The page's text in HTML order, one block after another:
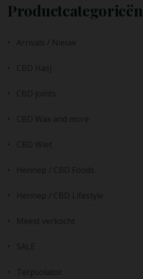
Productcategorieën
Arrivals / Nieuw
CBD Hasj
CBD joints
CBD Wax and more
CBD Wiet
Hennep / CBD Foods
Hennep / CBD Lifestyle
Meest verkocht
SALE
Terpsolator